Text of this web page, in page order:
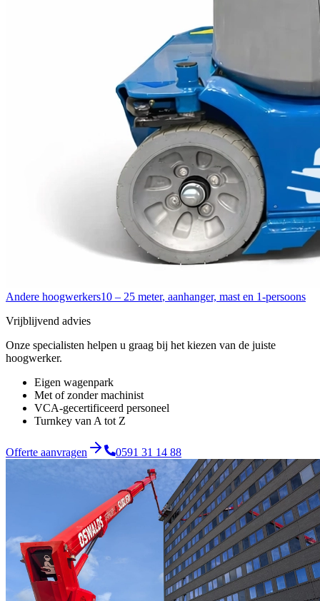
Andere hoogwerkers10 – 25 meter, aanhanger, mast en 1-persoons
Vrijblijvend advies
Onze specialisten helpen u graag bij het kiezen van de juiste
hoogwerker.
Eigen wagenpark
Met of zonder machinist
VCA-gecertificeerd personeel
Turnkey van A tot Z
Offerte aanvragen 0591 31 14 88